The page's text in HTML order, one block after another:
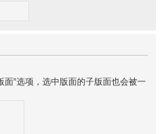
”选项，选中版面的子版面也会被一